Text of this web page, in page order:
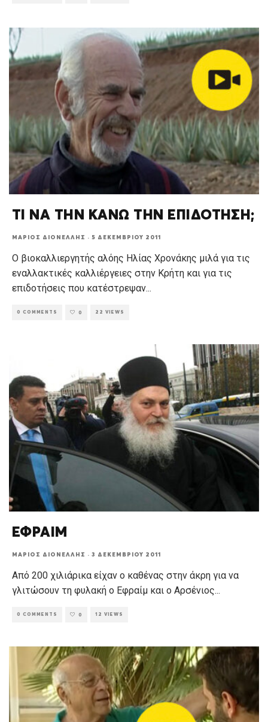
ΤΙ ΝΑ ΤΗΝ ΚΑΝΩ ΤΗΝ ΕΠΙΔΟΤΗΣΗ;
ΜΆΡΙΟΣ ΔΙΟΝΈΛΛΗΣ · 5 ΔΕΚΕΜΒΡΊΟΥ 2011
Ο βιοκαλλιεργητής αλόης Ηλίας Χρονάκης μιλά για τις
εναλλακτικές καλλιέργειες στην Κρήτη και για τις
επιδοτήσεις που κατέστρεψαν...
0 COMMENTS 0 22 VIEWS
ΕΦΡΑΙΜ
ΜΆΡΙΟΣ ΔΙΟΝΈΛΛΗΣ · 3 ΔΕΚΕΜΒΡΊΟΥ 2011
Από 200 χιλιάρικα είχαν ο καθένας στην άκρη για να
γλιτώσουν τη φυλακή ο Εφραίμ και ο Αρσένιος...
0 COMMENTS 0 12 VIEWS